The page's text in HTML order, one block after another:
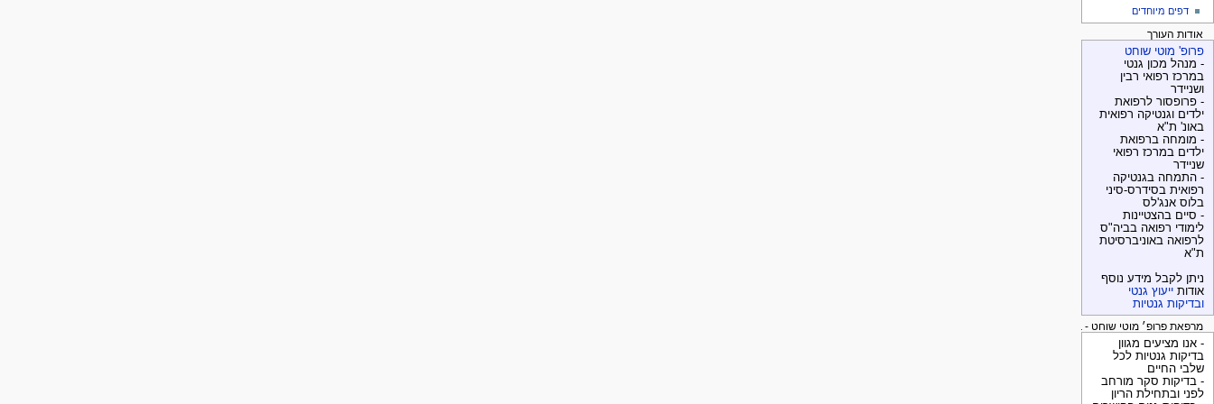
דפים מיוחדים
אודות העורך
פרופ' מוטי שוחט
- מנהל מכון גנטי
במרכז רפואי רבין
ושניידר
- פרופסור לרפואת
ילדים וגנטיקה רפואית
באונ' ת"א
- מומחה ברפואת
ילדים במרכז רפואי
שניידר
- התמחה בגנטיקה
רפואית בסידרס-סיני
בלוס אנג'לס
- סיים בהצטיינות
לימודי רפואה בביה"ס
לרפואה באוניברסיטת
ת"א
ניתן לקבל מידע נוסף
אודות ייעוץ גנטי
ובדיקות גנטיות
מרפאת פרופ׳ מוטי שוחט - בדיקות גנטיות
- אנו מציעים מגוון
בדיקות גנטיות לכל
שלבי החיים
- בדיקות סקר מורחב
לפני ובתחילת הריון